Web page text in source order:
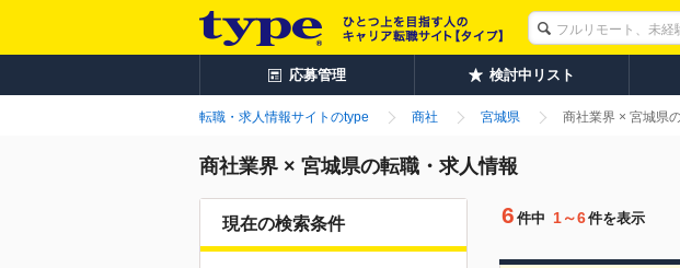
応募管理 検討中リスト
転職・求人情報サイトのtype 商社 宮城県 商社業界 × 宮城県
商社業界 × 宮城県の転職・求人情報
現在の検索条件 6 件中 1～6件を表示